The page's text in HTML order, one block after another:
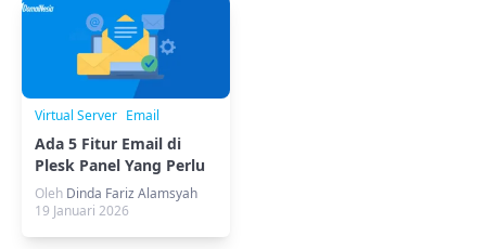
Virtual Server Email
Ada 5 Fitur Email di
Plesk Panel Yang Perlu
Diketahui
Oleh Dinda Fariz Alamsyah
19 Januari 2026